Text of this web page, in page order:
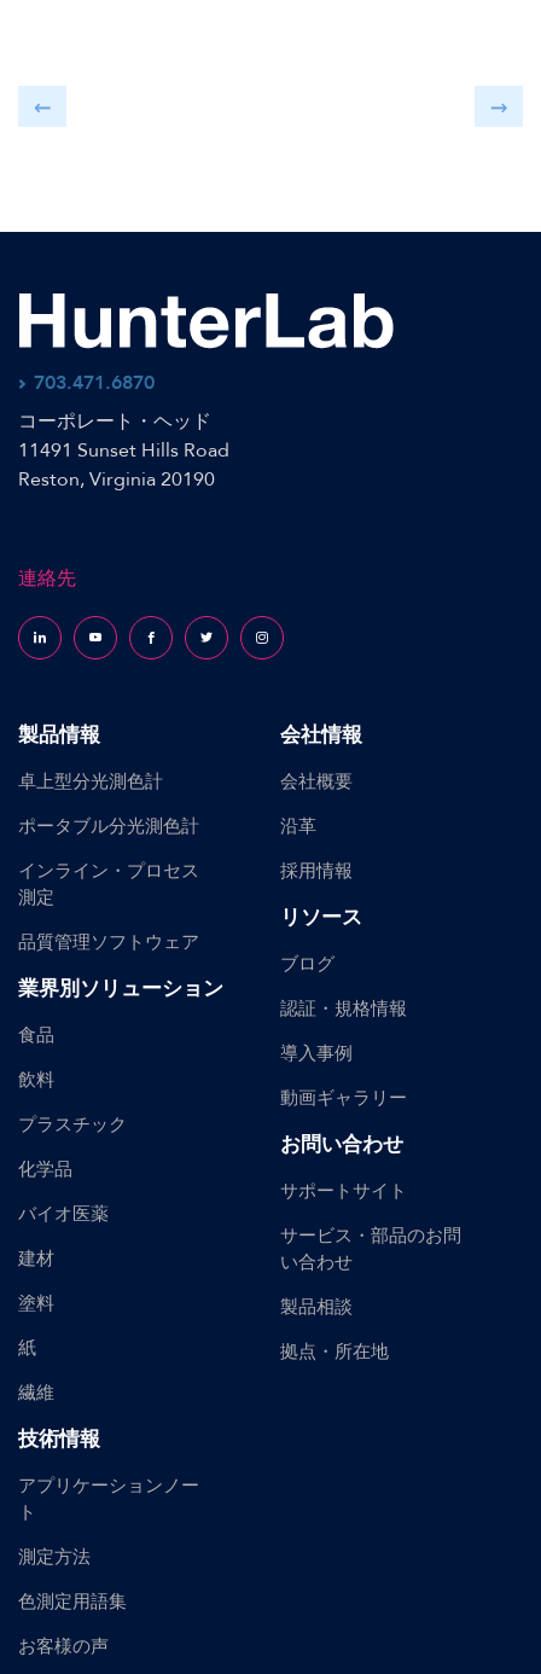
703.471.6870
コーポレート・ヘッド
11491 Sunset Hills Road
Reston, Virginia 20190
連絡先
Follow us on LinkedInFollow us on YouTubeFollow us on Facebook
Follow us on X (formerly Twitter)
Follow us on Instagram
製品情報
卓上型分光測色計
ポータブル分光測色計
インライン・プロセス
測定
品質管理ソフトウェア
業界別ソリューション
食品
飲料
プラスチック
化学品
バイオ医薬
建材
塗料
紙
繊維
技術情報
アプリケーションノー
ト
測定方法
色測定用語集
お客様の声
会社情報
会社概要
沿革
採用情報
リソース
ブログ
認証・規格情報
導入事例
動画ギャラリー
お問い合わせ
サポートサイト
サービス・部品のお問
い合わせ
製品相談
拠点・所在地